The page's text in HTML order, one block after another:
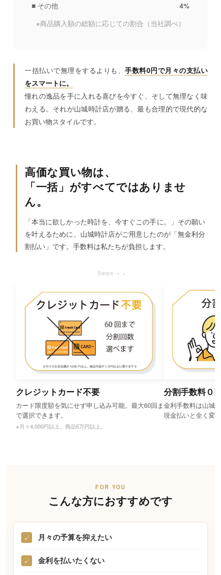
■ その他
4%
※商品購入額の総額に応じての割合 （当社調べ）
一括払いで無理をするよりも、手数料0円で月々の支払い
をスマートに。
憧れの逸品を手に入れる喜びを今すぐ、そして無理なく味
わえる。それが山城時計店が贈る、最も合理的で現代的な
お買い物スタイルです。
高価な買い物は、
「一括」がすべてではありませ
ん。
「本当に欲しかった時計を、今すぐこの手に。」その願い
を叶えるために、山城時計店がご用意したのが「無金利分
割払い」です。手数料は私たちが負担します。
Swipe ＞＞
クレジットカード不要
カード限度額を気にせず申し込み可能。最大60回ま
で選択できます。
※月々4,000円以上、商品5万円以上。
分割手数料０
金利手数料は山城
現金払いと全く変
FOR YOU
こんな方におすすめです
✓ 月々の予算を抑えたい
✓ 金利を払いたくない